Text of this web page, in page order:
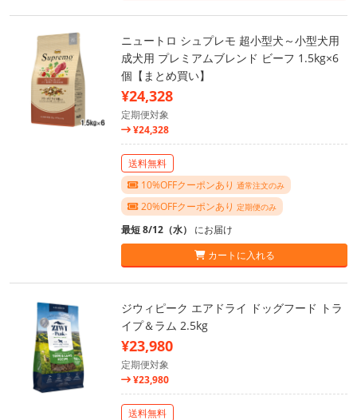
ニュートロ シュプレモ 超小型犬～小型犬用
成犬用 プレミアムブレンド ビーフ 1.5kg×6
個【まとめ買い】
¥24,328
定期便対象
¥24,328
送料無料
10%OFFクーポンあり 通常注文のみ
20%OFFクーポンあり 定期便のみ
最短 8/12（水） にお届け
カートに入れる
ジウィピーク エアドライ ドッグフード トラ
イプ＆ラム 2.5kg
¥23,980
定期便対象
¥23,980
送料無料